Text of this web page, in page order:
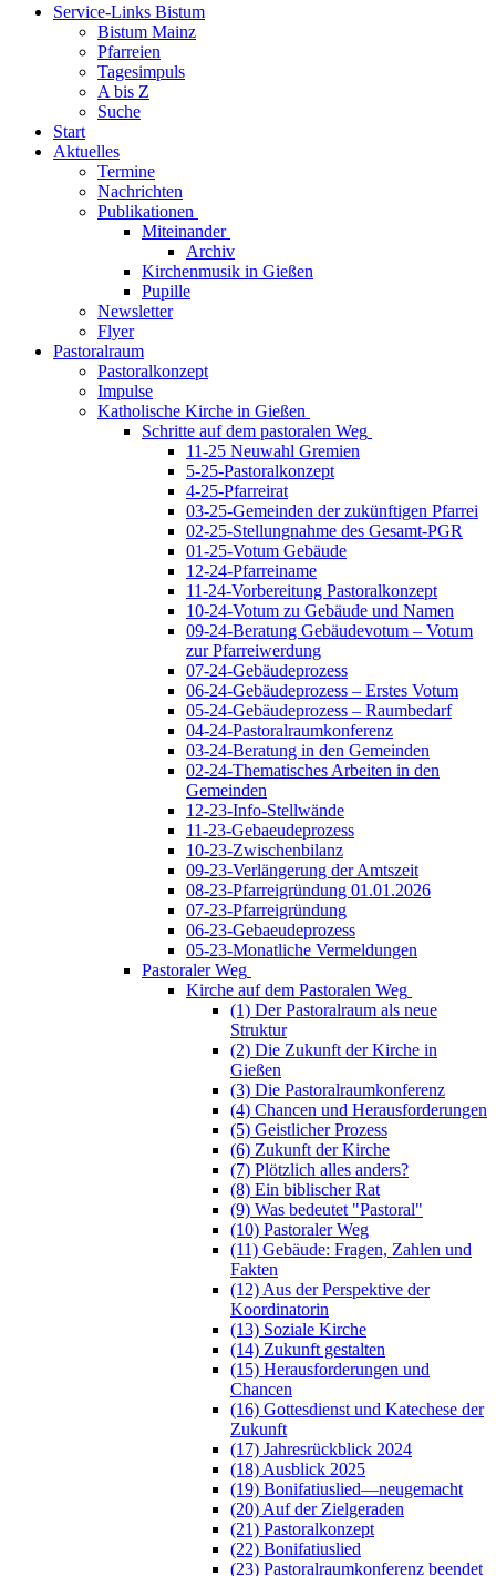
Service-Links Bistum
Bistum Mainz
Pfarreien
Tagesimpuls
A bis Z
Suche
Start
Aktuelles
Termine
Nachrichten
Publikationen
Miteinander
Archiv
Kirchenmusik in Gießen
Pupille
Newsletter
Flyer
Pastoralraum
Pastoralkonzept
Impulse
Katholische Kirche in Gießen
Schritte auf dem pastoralen Weg
11-25 Neuwahl Gremien
5-25-Pastoralkonzept
4-25-Pfarreirat
03-25-Gemeinden der zukünftigen Pfarrei
02-25-Stellungnahme des Gesamt-PGR
01-25-Votum Gebäude
12-24-Pfarreiname
11-24-Vorbereitung Pastoralkonzept
10-24-Votum zu Gebäude und Namen
09-24-Beratung Gebäudevotum – Votum
zur Pfarreiwerdung
07-24-Gebäudeprozess
06-24-Gebäudeprozess – Erstes Votum
05-24-Gebäudeprozess – Raumbedarf
04-24-Pastoralraumkonferenz
03-24-Beratung in den Gemeinden
02-24-Thematisches Arbeiten in den
Gemeinden
12-23-Info-Stellwände
11-23-Gebaeudeprozess
10-23-Zwischenbilanz
09-23-Verlängerung der Amtszeit
08-23-Pfarreigründung 01.01.2026
07-23-Pfarreigründung
06-23-Gebaeudeprozess
05-23-Monatliche Vermeldungen
Pastoraler Weg
Kirche auf dem Pastoralen Weg
(1) Der Pastoralraum als neue
Struktur
(2) Die Zukunft der Kirche in
Gießen
(3) Die Pastoralraumkonferenz
(4) Chancen und Herausforderungen
(5) Geistlicher Prozess
(6) Zukunft der Kirche
(7) Plötzlich alles anders?
(8) Ein biblischer Rat
(9) Was bedeutet "Pastoral"
(10) Pastoraler Weg
(11) Gebäude: Fragen, Zahlen und
Fakten
(12) Aus der Perspektive der
Koordinatorin
(13) Soziale Kirche
(14) Zukunft gestalten
(15) Herausforderungen und
Chancen
(16) Gottesdienst und Katechese der
Zukunft
(17) Jahresrückblick 2024
(18) Ausblick 2025
(19) Bonifatiuslied—neugemacht
(20) Auf der Zielgeraden
(21) Pastoralkonzept
(22) Bonifatiuslied
(23) Pastoralraumkonferenz beendet